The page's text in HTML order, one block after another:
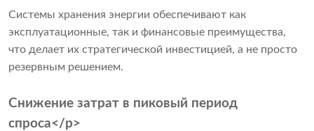
Системы хранения энергии обеспечивают как
эксплуатационные, так и финансовые преимущества,
что делает их стратегической инвестицией, а не просто
резервным решением.
Снижение затрат в пиковый период
спроса</p>